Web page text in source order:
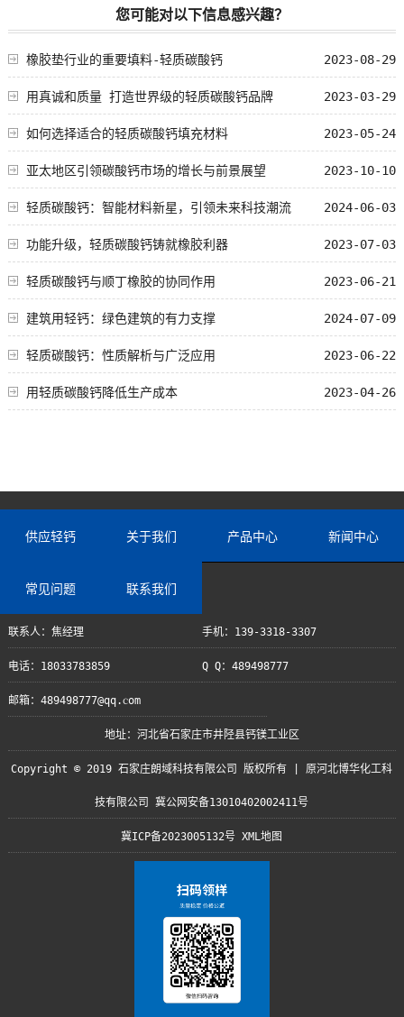
您可能对以下信息感兴趣？
2023-08-29
橡胶垫行业的重要填料-轻质碳酸钙
2023-03-29
用真诚和质量 打造世界级的轻质碳酸钙品牌
2023-05-24
如何选择适合的轻质碳酸钙填充材料
2023-10-10
亚太地区引领碳酸钙市场的增长与前景展望
2024-06-03
轻质碳酸钙：智能材料新星，引领未来科技潮流
2023-07-03
功能升级，轻质碳酸钙铸就橡胶利器
2023-06-21
轻质碳酸钙与顺丁橡胶的协同作用
2024-07-09
建筑用轻钙：绿色建筑的有力支撑
2023-06-22
轻质碳酸钙：性质解析与广泛应用
2023-04-26
用轻质碳酸钙降低生产成本
供应轻钙 关于我们 产品中心 新闻中心
常见问题 联系我们
联系人：焦经理 手机：139-3318-3307
电话：18033783859 Q Q：489498777
邮箱：489498777@qq.com
地址：河北省石家庄市井陉县钙镁工业区
Copyright © 2019 石家庄朗域科技有限公司 版权所有 | 原河北博华化工科
技有限公司 冀公网安备13010402002411号
冀ICP备2023005132号 XML地图